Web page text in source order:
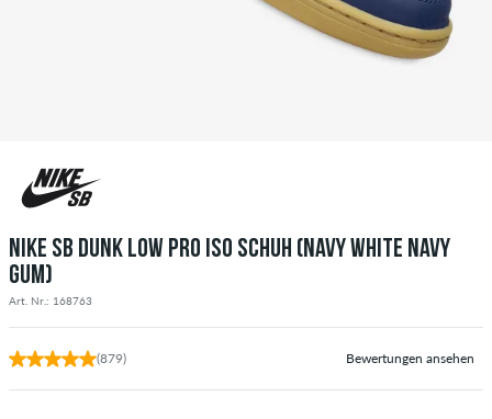
NIKE SB DUNK LOW PRO ISO SCHUH (NAVY WHITE NAVY
GUM)
Art. Nr.: 168763
(879) Bewertungen ansehen